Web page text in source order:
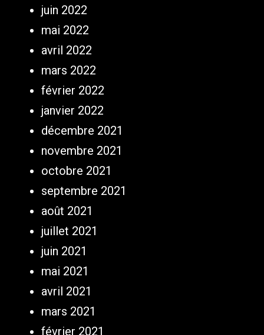
juin 2022
mai 2022
avril 2022
mars 2022
février 2022
janvier 2022
décembre 2021
novembre 2021
octobre 2021
septembre 2021
août 2021
juillet 2021
juin 2021
mai 2021
avril 2021
mars 2021
février 2021